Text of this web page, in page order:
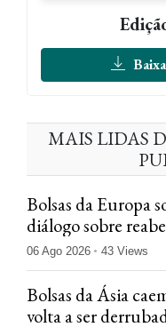
MAIS LIDAS
Bolsas da Europa
diálogo sobre
06 Ago 2026 43 Views
Bolsas da Ásia
volta a ser